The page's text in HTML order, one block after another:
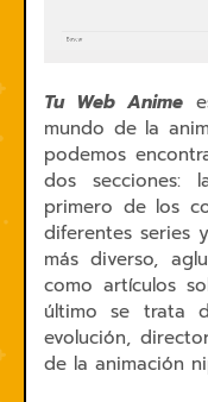
Tu Web Anime
mundo de la
podemos
dos secciones:
primero de los
diferentes series
más diverso,
como artículos
último se trata
evolución,
de la animación